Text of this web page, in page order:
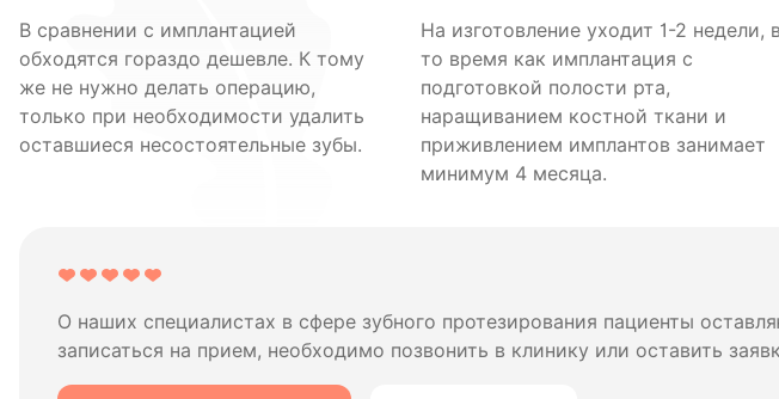
В сравнении с имплантацией
обходятся гораздо дешевле. К тому
же не нужно делать операцию,
только при необходимости удалить
оставшиеся несостоятельные зубы.
На изготовление уходит 1-2 недели, в
то время как имплантация с
подготовкой полости рта,
наращиванием костной ткани и
приживлением имплантов занимает
минимум 4 месяца.
О наших специалистах в сфере зубного протезирования пациенты
записаться на прием, необходимо позвонить в клинику или оставить